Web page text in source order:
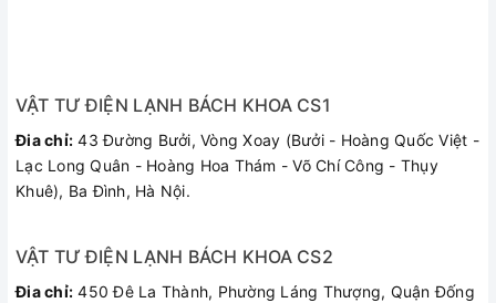
VẬT TƯ ĐIỆN LẠNH BÁCH KHOA CS1
Đia chỉ: 43 Đường Bưởi, Vòng Xoay (Bưởi - Hoàng Quốc Việt -
Lạc Long Quân - Hoàng Hoa Thám - Võ Chí Công - Thụy
Khuê), Ba Đình, Hà Nội.
VẬT TƯ ĐIỆN LẠNH BÁCH KHOA CS2
Đia chỉ: 450 Đê La Thành, Phường Láng Thượng, Quận Đống